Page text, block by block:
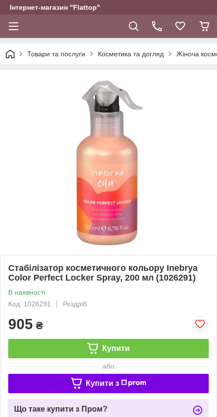
Інтернет-магазин "Flattop"
Товари та послуги Косметика та догляд Жіноча
Стабілізатор косметичного кольору Inebrya
Color Perfect Locker Spray, 200 мл (1026291)
В наявності
Код: 1026291
Роздріб
905 ₴
Купити
або
Купити з
Що таке купити з Пром?